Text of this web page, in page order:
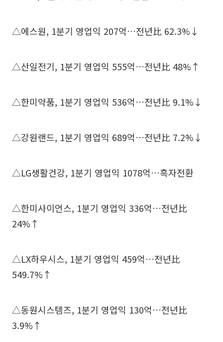
△에스원, 1분기 영업익 207억…전년比 62.3%↓
△산일전기, 1분기 영업익 555억…전년比 48%↑
△한미약품, 1분기 영업익 536억…전년比 9.1%↓
△강원랜드, 1분기 영업익 689억…전년比 7.2%↓
△LG생활건강, 1분기 영업익 1078억…흑자전환
△한미사이언스, 1분기 영업익 336억…전년比
24%↑
△LX하우시스, 1분기 영업익 459억…전년比
549.7%↑
△동원시스템즈, 1분기 영업익 130억…전년比
3.9%↑